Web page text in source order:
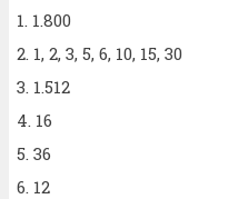
1. 1.800
2. 1, 2, 3, 5, 6, 10, 15, 30
3. 1.512
4. 16
5. 36
6. 12